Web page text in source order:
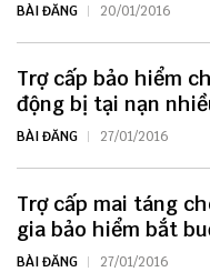
BÀI ĐĂNG 20/01/2016
Trợ cấp bảo hiểm
động bị tại nạn
BÀI ĐĂNG 27/01/2016
Trợ cấp mai táng
gia bảo hiểm bắt
BÀI ĐĂNG 27/01/2016